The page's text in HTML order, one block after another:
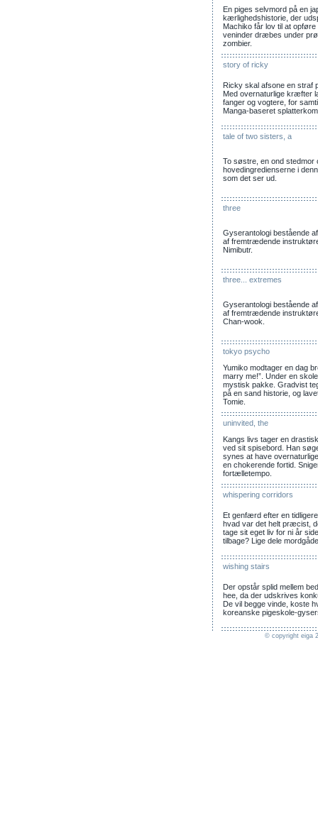
En piges selvmord på en
kærlighedshistorie, der
Machiko får lov til at
veninder dræbes under
zombier.
story of ricky
Ricky skal afsone en straf
Med overnaturlige kræfter
fanger og vogtere, for
Manga-baseret
tale of two sisters, a
To søstre, en ond stedmor
hovedingredienserne i
som det ser ud.
three
Gyserantologi bestående
af fremtrædende
Nimibutr.
three... extremes
Gyserantologi bestående
af fremtrædende
Chan-wook.
tokyo psycho
Yumiko modtager en dag
marry me!”. Under en
mystisk pakke. Gradvist
på en sand historie, og
Tomie.
uninvited, the
Kangs livs tager en
ved sit spisebord. Han
synes at have
en chokerende fortid.
fortælletempo.
whispering corridors
Et genfærd efter en
hvad var det helt præcist,
tage sit eget liv for ni år
tilbage? Lige dele
wishing stairs
Der opstår splid mellem
hee, da der udskrives
De vil begge vinde, koste
koreanske pigeskole-
© copyright eiga